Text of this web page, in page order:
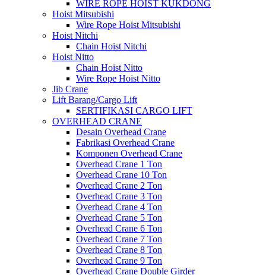
WIRE ROPE HOIST KUKDONG
Hoist Mitsubishi
Wire Rope Hoist Mitsubishi
Hoist Nitchi
Chain Hoist Nitchi
Hoist Nitto
Chain Hoist Nitto
Wire Rope Hoist Nitto
Jib Crane
Lift Barang/Cargo Lift
SERTIFIKASI CARGO LIFT
OVERHEAD CRANE
Desain Overhead Crane
Fabrikasi Overhead Crane
Komponen Overhead Crane
Overhead Crane 1 Ton
Overhead Crane 10 Ton
Overhead Crane 2 Ton
Overhead Crane 3 Ton
Overhead Crane 4 Ton
Overhead Crane 5 Ton
Overhead Crane 6 Ton
Overhead Crane 7 Ton
Overhead Crane 8 Ton
Overhead Crane 9 Ton
Overhead Crane Double Girder